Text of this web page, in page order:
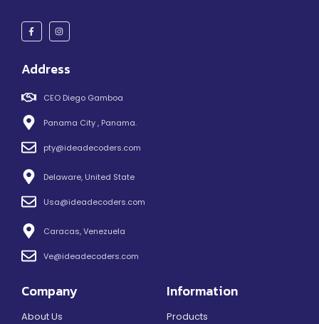
Address
CEO Diego Gamboa
Panama City , Panama.
pty@ideadecoders.com
Delaware, United State
Usa@ideadecoders.com
Caracas, Venezuela
Ve@ideadecoders.com
Company
About Us
Information
Products